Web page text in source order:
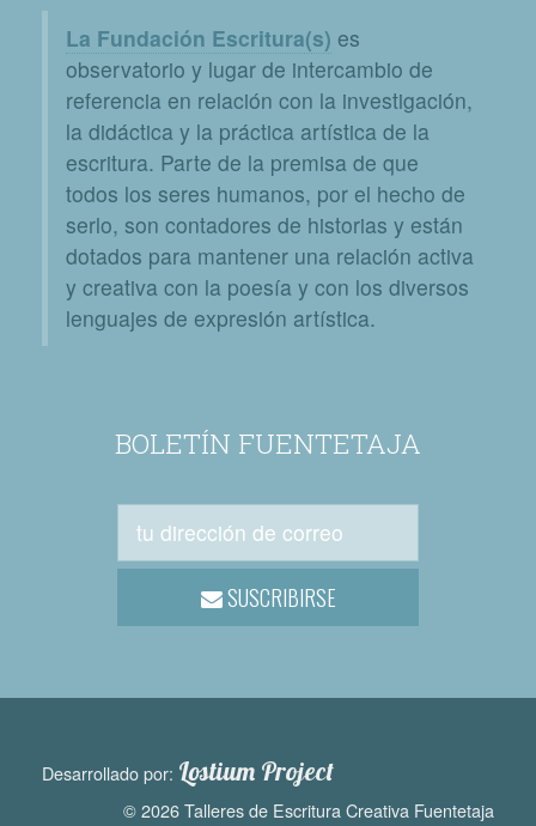
La Fundación Escritura(s) es
observatorio y lugar de intercambio de
referencia en relación con la investigación,
la didáctica y la práctica artística de la
escritura. Parte de la premisa de que
todos los seres humanos, por el hecho de
serlo, son contadores de historias y están
dotados para mantener una relación activa
y creativa con la poesía y con los diversos
lenguajes de expresión artística.
BOLETÍN FUENTETAJA
SUSCRIBIRSE
Desarrollado por: Lostium Project
© 2026 Talleres de Escritura Creativa Fuentetaja